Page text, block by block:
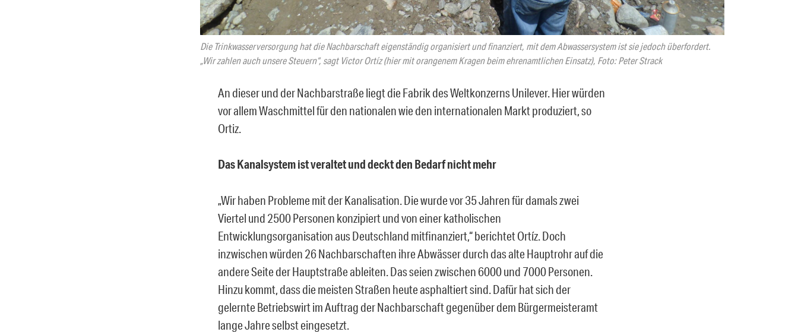
Die Trinkwasserversorgung hat die Nachbarschaft eigenständig organisiert und finanziert, mit dem Abwassersystem ist sie jedoch überfordert.
„Wir zahlen auch unsere Steuern“, sagt Victor Ortíz (hier mit orangenem Kragen beim ehrenamtlichen Einsatz), Foto: Peter Strack
An dieser und der Nachbarstraße liegt die Fabrik des Weltkonzerns Unilever. Hier würden
vor allem Waschmittel für den nationalen wie den internationalen Markt produziert, so
Ortiz.
Das Kanalsystem ist veraltet und deckt den Bedarf nicht mehr
„Wir haben Probleme mit der Kanalisation. Die wurde vor 35 Jahren für damals zwei
Viertel und 2500 Personen konzipiert und von einer katholischen
Entwicklungsorganisation aus Deutschland mitfinanziert,“ berichtet Ortíz. Doch
inzwischen würden 26 Nachbarschaften ihre Abwässer durch das alte Hauptrohr auf die
andere Seite der Hauptstraße ableiten. Das seien zwischen 6000 und 7000 Personen.
Hinzu kommt, dass die meisten Straßen heute asphaltiert sind. Dafür hat sich der
gelernte Betriebswirt im Auftrag der Nachbarschaft gegenüber dem Bürgermeisteramt
lange Jahre selbst eingesetzt.